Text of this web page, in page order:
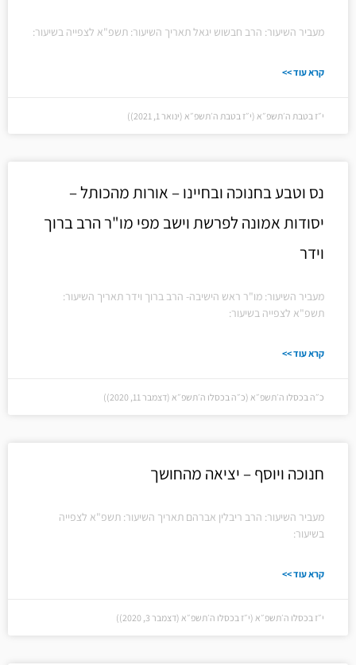
מעביר השיעור: הרב חבשוש יגאל תאריך השיעור: תשפ"א לצפייה בשיעור:
קרא עוד >>
י״ז בטבת ה׳תשפ״א (י״ז בטבת ה׳תשפ״א (ינואר 1, 2021))
נס וטבע בחנוכה ובחיינו – אורות מהכותל –
יסודות אמונה לפרשת וישב מפי מו"ר הרב ברוך
וידר
מעביר השיעור: מו"ר ראש הישיבה- הרב ברוך וידר תאריך השיעור:
תשפ"א לצפייה בשיעור:
קרא עוד >>
כ״ה בכסלו ה׳תשפ״א (כ״ה בכסלו ה׳תשפ״א (דצמבר 11, 2020))
חנוכה ויוסף – יציאה מהחושך
מעביר השיעור: הרב ריבלין אברהם תאריך השיעור: תשפ"א לצפייה
בשיעור:
קרא עוד >>
י״ז בכסלו ה׳תשפ״א (י״ז בכסלו ה׳תשפ״א (דצמבר 3, 2020))